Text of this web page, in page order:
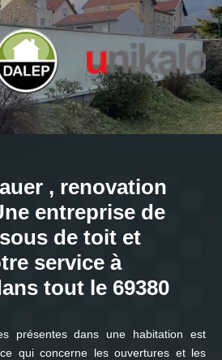
, renovation
entreprise de
de toit et
service à
tout le 69380
présentes dans une habitation est
qui concerne les ouvertures et les